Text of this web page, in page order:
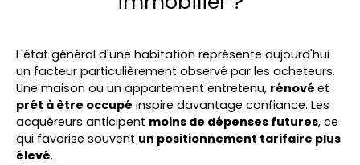
L'état général d'une habitation représente aujourd'hui
un facteur particulièrement observé par les acheteurs.
Une maison ou un appartement entretenu, rénové et
prêt à être occupé inspire davantage confiance. Les
acquéreurs anticipent moins de dépenses futures, ce
qui favorise souvent un positionnement tarifaire plus
élevé.